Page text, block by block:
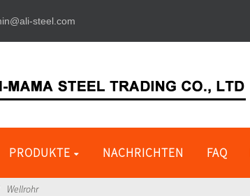
steel.com
PRODUKTE NACHRICHTEN FAQ
Wellrohr